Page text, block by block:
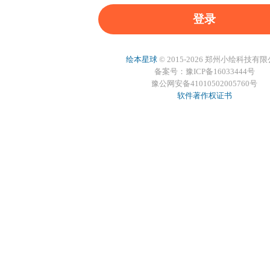
登录
绘本星球© 2015-2026 郑州小绘科技有限
备案号：豫ICP备16033444号
豫公网安备41010502005760号
软件著作权证书